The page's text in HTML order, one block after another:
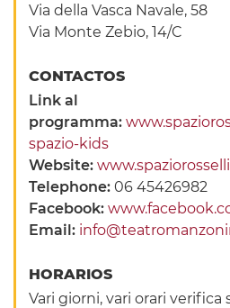
Via della Vasca Navale, 58
Via Monte Zebio, 14/C
CONTACTOS
Link al
programma:
spazio-kids
Website:
Telephone:06 45426982
Facebook:
Email:
HORARIOS
Vari giorni, vari orari verifica